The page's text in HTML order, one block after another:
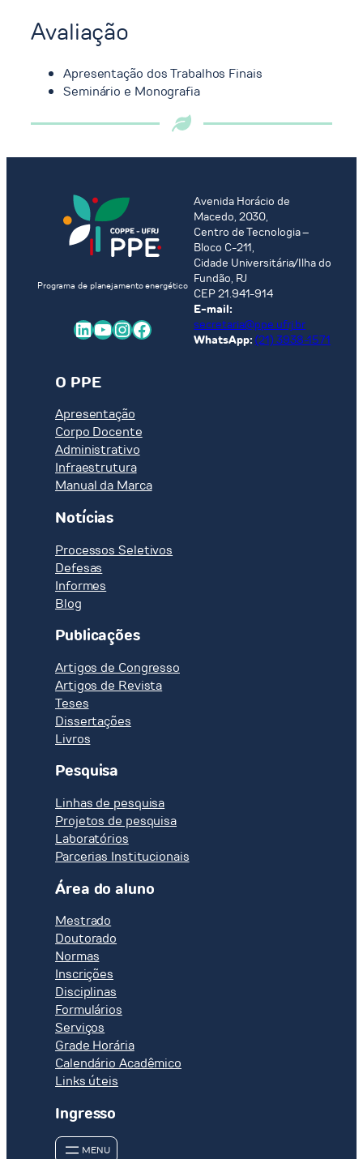
Avaliação
Apresentação dos Trabalhos Finais
Seminário e Monografia
Programa de planejamento energético
LinkedIn Youtube InstagramFacebook
Avenida Horácio de
Macedo, 2030,
Centro de Tecnologia –
Bloco C-211,
Cidade Universitária/Ilha do
Fundão, RJ
CEP 21.941-914
E-mail:
secretaria@ppe.ufrj.br
WhatsApp: (21) 3938-1571
O PPE
Apresentação
Corpo Docente
Administrativo
Infraestrutura
Manual da Marca
Notícias
Processos Seletivos
Defesas
Informes
Blog
Publicações
Artigos de Congresso
Artigos de Revista
Teses
Dissertações
Livros
Pesquisa
Linhas de pesquisa
Projetos de pesquisa
Laboratórios
Parcerias Institucionais
Área do aluno
Mestrado
Doutorado
Normas
Inscrições
Disciplinas
Formulários
Serviços
Grade Horária
Calendário Acadêmico
Links úteis
Ingresso